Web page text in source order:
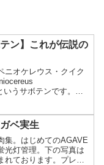
テン】これが伝説の
ニオケレウス・クイク
いうサボテンです。※
ます。2個目の「ク」...
ベ実生
集。はじめてのAGAVE
光灯管理。下の写真は
れております。プレス